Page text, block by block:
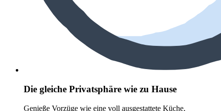
Die gleiche Privatsphäre wie zu Hause
Genieße Vorzüge wie eine voll ausgestattete Küche,